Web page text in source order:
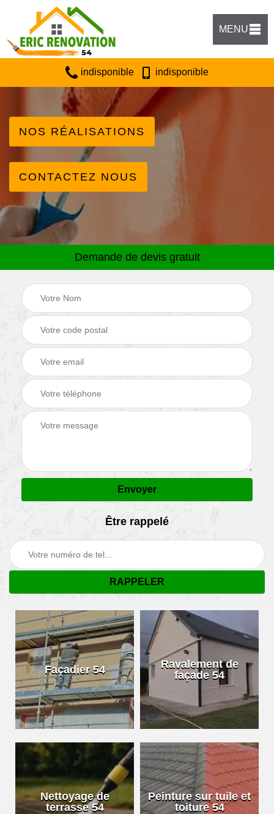
MENU
indisponible indisponible
NOS RÉALISATIONS
CONTACTEZ NOUS
Demande de devis gratuit
Être rappelé
Façadier 54
Ravalement de
façade 54
Nettoyage de
terrasse 54
Peinture sur tuile et
toiture 54